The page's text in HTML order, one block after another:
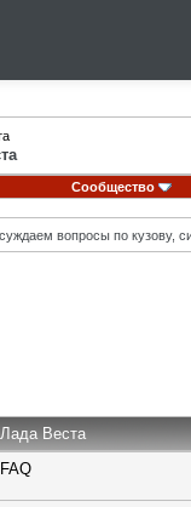
Сообщество
вопросы по кузову,
Веста